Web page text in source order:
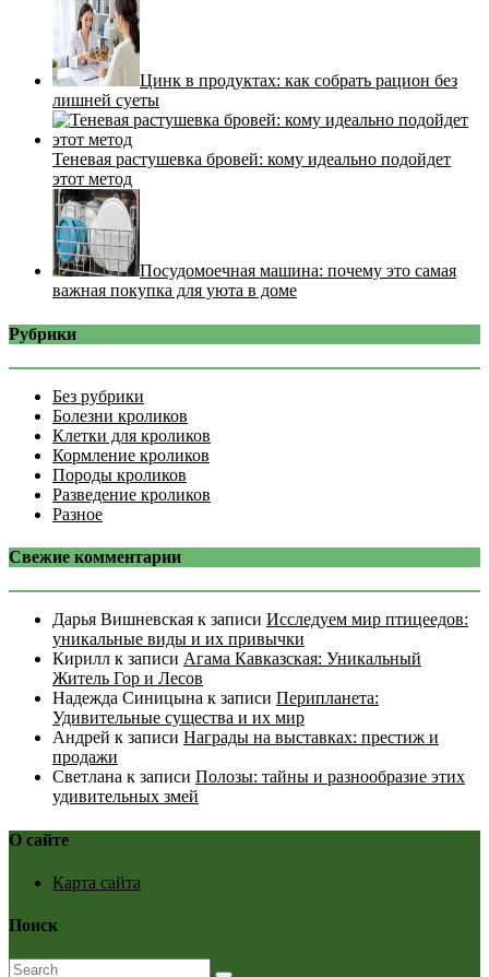
Цинк в продуктах: как собрать рацион без
лишней суеты
Теневая растушевка бровей: кому идеально подойдет
этот метод
Посудомоечная машина: почему это самая
важная покупка для уюта в доме
Рубрики
Без рубрики
Болезни кроликов
Клетки для кроликов
Кормление кроликов
Породы кроликов
Разведение кроликов
Разное
Свежие комментарии
Дарья Вишневская к записи Исследуем мир птицеедов:
уникальные виды и их привычки
Кирилл к записи Агама Кавказская: Уникальный
Житель Гор и Лесов
Надежда Синицына к записи Перипланета:
Удивительные существа и их мир
Андрей к записи Награды на выставках: престиж и
продажи
Светлана к записи Полозы: тайны и разнообразие этих
удивительных змей
О сайте
Карта сайта
Поиск